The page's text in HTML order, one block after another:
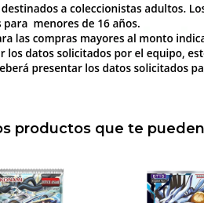
productos que te